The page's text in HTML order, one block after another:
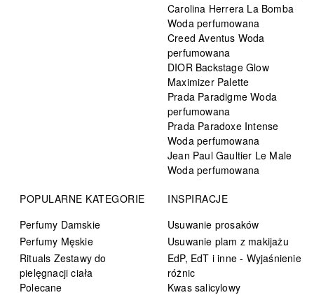
Carolina Herrera La Bomba
Woda perfumowana
Creed Aventus Woda
perfumowana
DIOR Backstage Glow
Maximizer Palette
Prada Paradigme Woda
perfumowana
Prada Paradoxe Intense
Woda perfumowana
Jean Paul Gaultier Le Male
Woda perfumowana
POPULARNE KATEGORIE
Perfumy Damskie
Perfumy Męskie
Rituals Zestawy do
pielęgnacji ciała
Polecane
INSPIRACJE
Usuwanie prosaków
Usuwanie plam z makijażu
EdP, EdT i inne - Wyjaśnienie
różnic
Kwas salicylowy